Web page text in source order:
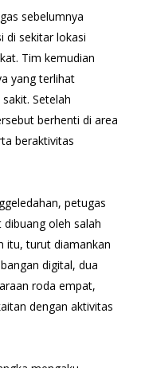
sebelumnya
di sekitar lokasi
Tim kemudian
yang terlihat
Setelah
berhenti di area
beraktivitas
petugas
oleh salah
itu, turut diamankan
digital, dua
roda empat,
dengan aktivitas